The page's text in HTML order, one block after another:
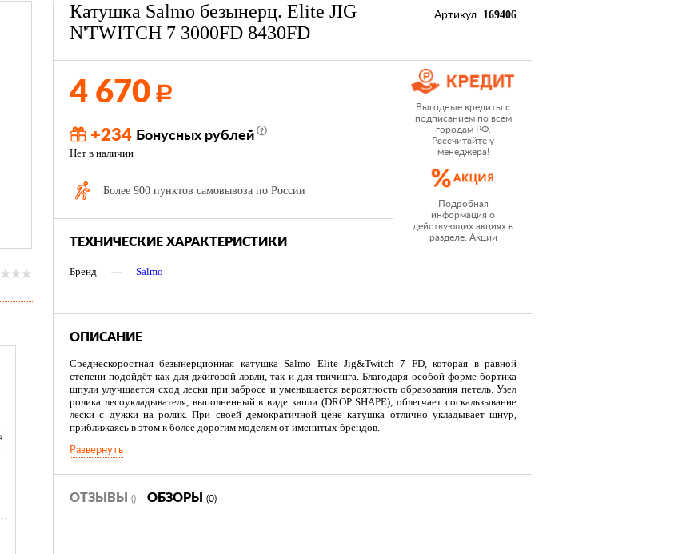
Катушка Salmo безынерц. Elite JIG
N'TWITCH 7 3000FD 8430FD
Артикул: 169406
4 670 Р
+234 Бонусных рублей
Нет в наличии
Более 900 пунктов самовывоза по России
ТЕХНИЧЕСКИЕ ХАРАКТЕРИСТИКИ
Бренд — Salmo
Выгодные кредиты с
подписанием по всем
городам РФ.
Рассчитайте у
менеджера!
Подробная
информация о
действующих акциях в
разделе: Акции
ОПИСАНИЕ
Среднескоростная безынерционная катушка Salmo Elite Jig&Twitch 7 FD, которая в равной
степени подойдёт как для джиговой ловли, так и для твичинга. Благодаря особой форме бортика
шпули улучшается сход лески при забросе и уменьшается вероятность образования петель. Узел
ролика лесоукладывателя, выполненный в виде капли (DROP SHAPE), облегчает соскальзывание
лески с дужки на ролик. При своей демократичной цене катушка отлично укладывает шнур,
приближаясь в этом к более дорогим моделям от именитых брендов.
Характеристики:
Тормоз фрикционный передний FD (с микрорегулировкой)
Развернуть
ОТЗЫВЫ () ОБЗОРЫ (0)